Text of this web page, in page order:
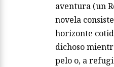
aventura (un
novela
horizonte
dichoso
pelo o, a